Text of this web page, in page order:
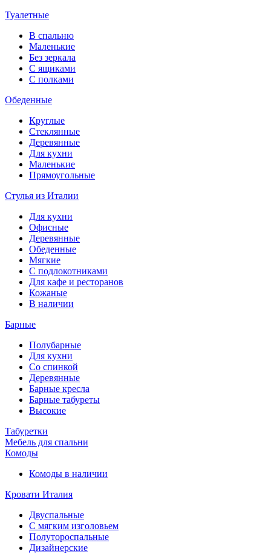
Туалетные
В спальню
Маленькие
Без зеркала
С ящиками
С полками
Обеденные
Круглые
Стеклянные
Деревянные
Для кухни
Маленькие
Прямоугольные
Стулья из Италии
Для кухни
Офисные
Деревянные
Обеденные
Мягкие
С подлокотниками
Для кафе и ресторанов
Кожаные
В наличии
Барные
Полубарные
Для кухни
Со спинкой
Деревянные
Барные кресла
Барные табуреты
Высокие
Табуретки
Мебель для спальни
Комоды
Комоды в наличии
Кровати Италия
Двуспальные
С мягким изголовьем
Полутороспальные
Дизайнерские